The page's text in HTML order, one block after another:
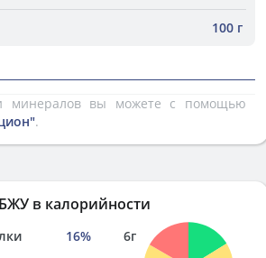
100 г
минералов вы можете с помощью
.
в калорийности
16% 6г